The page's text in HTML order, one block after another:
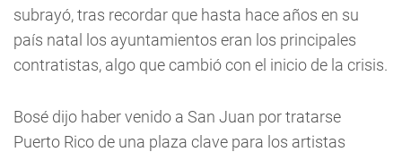
subrayó, tras recordar que hasta hace años en su
país natal los ayuntamientos eran los principales
contratistas, algo que cambió con el inicio de la crisis.
Bosé dijo haber venido a San Juan por tratarse
Puerto Rico de una plaza clave para los artistas